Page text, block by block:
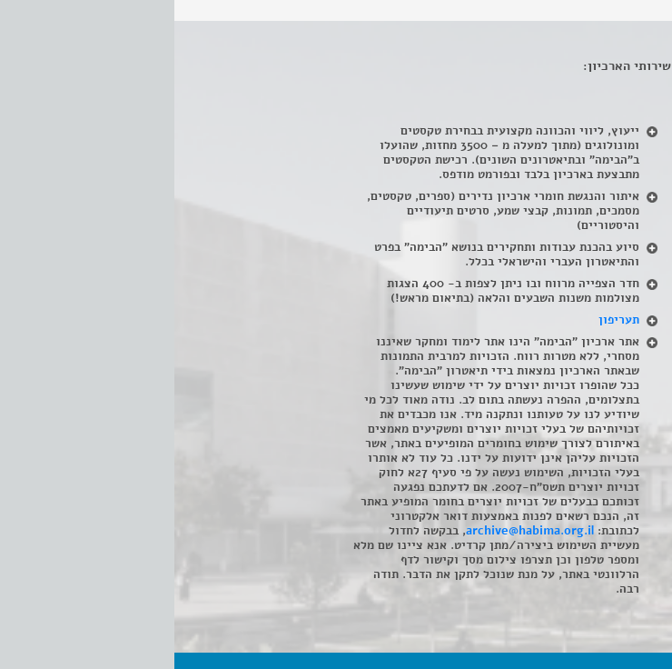
שירותי הארכיון:
ייעוץ, ליווי והכוונה מקצועית בבחירת טקסטים
ומונולוגים (מתוך למעלה מ – 3500 מחזות, שהועלו
ב"הבימה" ובתיאטרונים השונים). רכישת הטקסטים
מתבצעת בארכיון בלבד ובפורמט מודפס.
איתור והנגשת חומרי ארכיון נדירים (ספרים, טקסטים,
מסמכים, תמונות, קבצי שמע, סרטים תיעודיים
והיסטוריים)
סיוע בהכנת עבודות ותחקירים בנושא "הבימה" בפרט
והתיאטרון העברי והישראלי בכלל.
חדר הצפייה מרווח ובו ניתן לצפות ב- 400 הצגות
מצולמות משנות השבעים והלאה (בתיאום מראש!)
תעריפון
אתר ארכיון "הבימה" הינו אתר לימוד ומחקר שאיננו
מסחרי, ללא מטרות רווח. הזכויות למרבית התמונות
שבאתר הארכיון נמצאות בידי תיאטרון "הבימה".
ככל שהופרו זכויות יוצרים על ידי שימוש שעשינו
בתצלומים, ההפרה נעשתה בתום לב. נודה מאוד לכל מי
שיודיע לנו על טעותנו ונתקנה מיד. אנו מכבדים את
זכויותיהם של בעלי זכויות יוצרים ומשקיעים מאמצים
באיתורם לצורך שימוש בחומרים המופיעים באתר, אשר
הזכויות עליהן אינן ידועות על ידנו. כל עוד לא אותרו
בעלי הזכויות, השימוש נעשה על פי סעיף 27א לחוק
זכויות יוצרים תשס"ח-2007. אם לדעתכם נפגעה
זכותכם כבעלים של זכויות יוצרים בחומר המופיע באתר
זה, הנכם רשאים לפנות באמצעות דואר אלקטרוני
לכתובת: archive@habima.org.il, בבקשה לחדול
מעשיית השימוש ביצירה/מתן קרדיט. אנא ציינו שם מלא
ומספר טלפון וכן תצרפו צילום מסך וקישור לדף
הרלוונטי באתר, על מנת שנוכל לתקן את הדבר. תודה
רבה.